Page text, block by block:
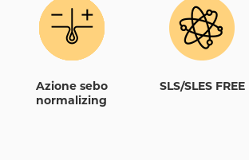
Azione sebo
normalizing
SLS/SLES FREE